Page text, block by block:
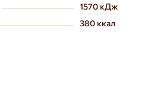
1570 кДж
380 ккал